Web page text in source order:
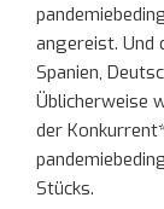
angereist. Und
Spanien,
Üblicherweise
der
Stücks.